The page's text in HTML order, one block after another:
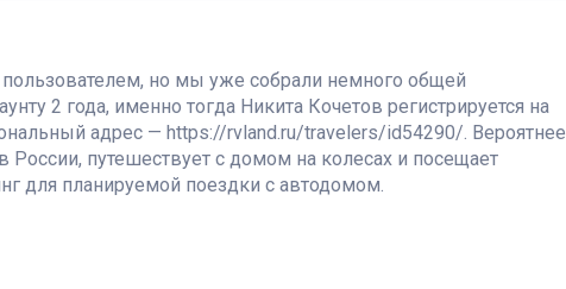
пользователем, но мы уже собрали немного общей
2 года, именно тогда Никита Кочетов регистрируется на
адрес — https://rvland.ru/travelers/id54290/. Вероятнее
России, путешествует с домом на колесах и посещает
для планируемой поездки с автодомом.